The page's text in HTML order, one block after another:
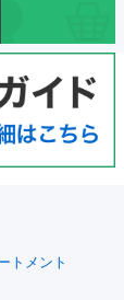
トメント